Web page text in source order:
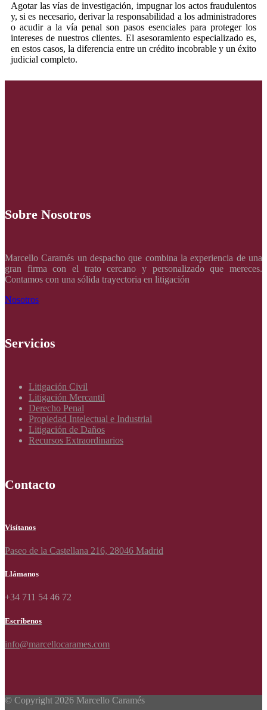
Agotar las vías de investigación, impugnar los actos fraudulentos
y, si es necesario, derivar la responsabilidad a los administradores
o acudir a la vía penal son pasos esenciales para proteger los
intereses de nuestros clientes. El asesoramiento especializado es,
en estos casos, la diferencia entre un crédito incobrable y un éxito
judicial completo.
Sobre Nosotros
Marcello Caramés un despacho que combina la experiencia de una
gran firma con el trato cercano y personalizado que mereces.
Contamos con una sólida trayectoria en litigación
Nosotros
Servicios
Litigación Civil
Litigación Mercantil
Derecho Penal
Propiedad Intelectual e Industrial
Litigación de Daños
Recursos Extraordinarios
Contacto
Visítanos
Paseo de la Castellana 216, 28046 Madrid
Llámanos
+34 711 54 46 72
Escríbenos
info@marcellocarames.com
© Copyright 2026 Marcello Caramés